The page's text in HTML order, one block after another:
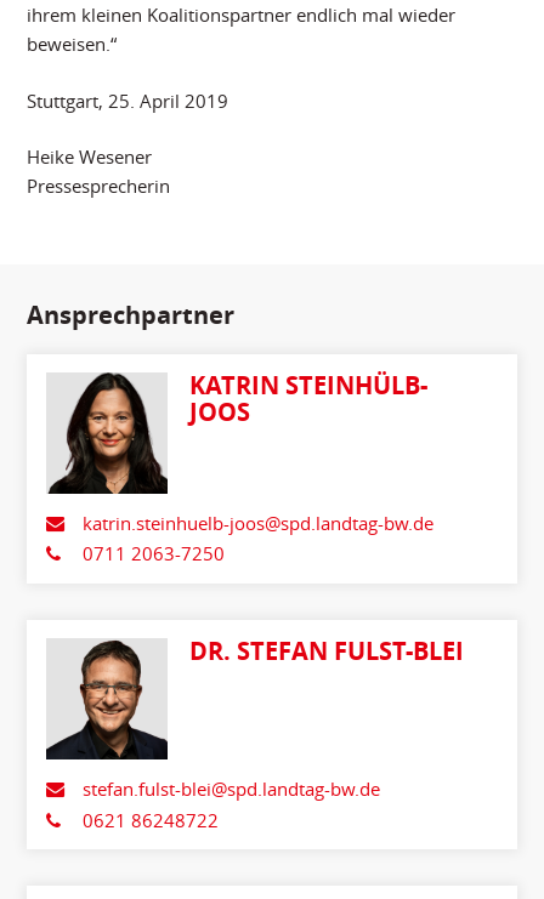
ihrem kleinen Koalitionspartner endlich mal wieder
beweisen.“
Stuttgart, 25. April 2019
Heike Wesener
Pressesprecherin
Ansprechpartner
KATRIN STEINHÜLB-
JOOS
katrin.steinhuelb-joos@spd.landtag-bw.de
0711 2063-7250
DR. STEFAN FULST-BLEI
stefan.fulst-blei@spd.landtag-bw.de
0621 86248722